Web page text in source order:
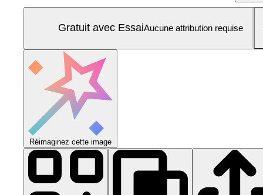
Gratuit avec EssaiAucune attribution requise
Réimaginez cette image